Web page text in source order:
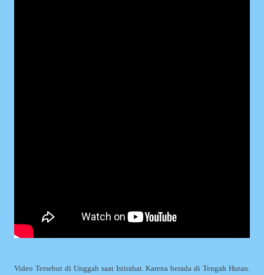
Video Tersebut di Unggah saat Istirahat. Karena berada di Tengah Hutan.